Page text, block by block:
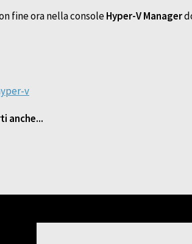
fine ora nella consoleHyper-V Manager
v
anche...